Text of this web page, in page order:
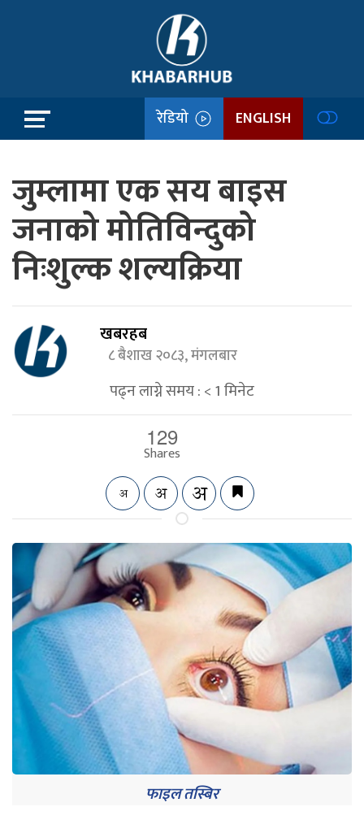
रेडियो ENGLISH
जुम्लामा एक सय बाइस
जनाको मोतिविन्दुको
निःशुल्क शल्यक्रिया
खबरहब
८ बैशाख २०८३, मंगलबार
पढ्न लाग्ने समय :< 1मिनेट
129
Shares
फाइल तस्बिर